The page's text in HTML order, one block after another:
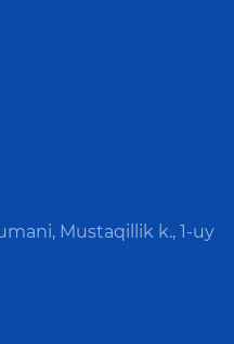
Mustaqillik k., 1-uy